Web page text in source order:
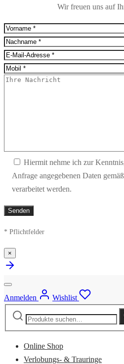
Wir freuen uns auf
Hiermit nehme ich zur
Anfrage angegebenen Daten
verarbeitet werden.
* Pflichtfelder
×
Anmelden
Wishlist
Suche
Online Shop
Verlobungs- & Trauringe